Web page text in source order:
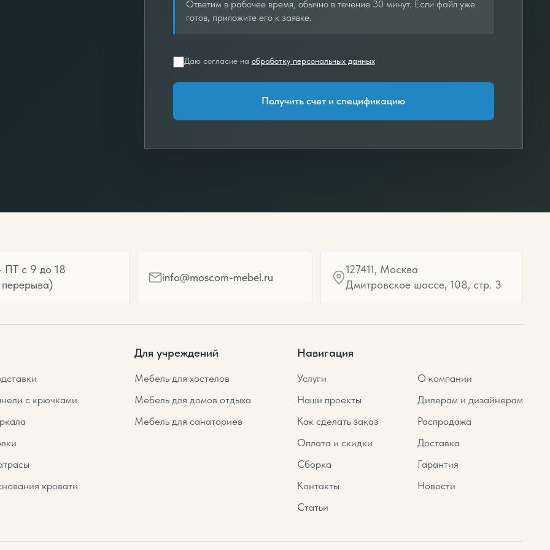
Ответим в рабочее время, обычно в течение 30 минут. Если файл уже
готов, приложите его к заявке.
Даю согласие на обработку персональных данных
Получить счет и спецификацию
с 9 до 18
info@moscom-mebel.ru
127411, Москва
Дмитровское шоссе, 108, стр. 3
с крючками
кровати
Для учреждений
Мебель для хостелов
Мебель для домов отдыха
Мебель для санаториев
Навигация
Услуги
О компании
Наши проекты
Дилерам и дизайнерам
Как сделать заказ
Распродажа
Оплата и скидки
Доставка
Сборка
Гарантия
Контакты
Новости
Статьи